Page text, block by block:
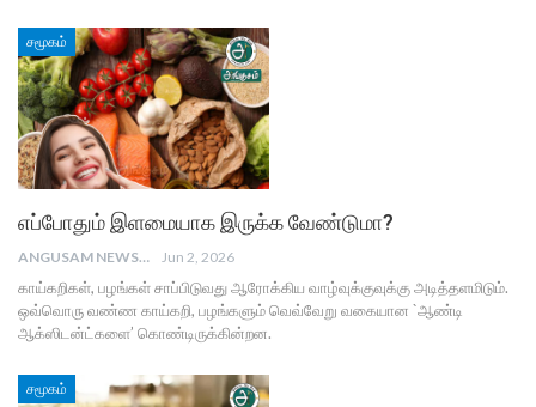
சமூகம்
எப்போதும் இளமையாக இருக்க வேண்டுமா?
ANGUSAM NEWS Jun 2, 2026
காய்கறிகள், பழங்கள் சாப்பிடுவது ஆரோக்கிய வாழ்வுக்குவுக்கு அடித்தளமிடும்.
ஒவ்வொரு வண்ண காய்கறி, பழங்களும் வெவ்வேறு வகையான `ஆண்டி
ஆக்ஸிடன்ட்களை’ கொண்டிருக்கின்றன.
சமூகம்